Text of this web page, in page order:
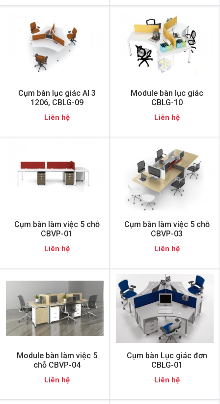
Cụm bàn lục giác AI 3
1206, CBLG-09
Liên hệ
Module bàn lục giác
CBLG-10
Liên hệ
Cụm bàn làm việc 5 chỗ
CBVP-01
Liên hệ
Cụm bàn làm việc 5 chỗ
CBVP-03
Liên hệ
Module bàn làm việc 5
chỗ CBVP-04
Liên hệ
Cụm bàn Lục giác đơn
CBLG-01
Liên hệ